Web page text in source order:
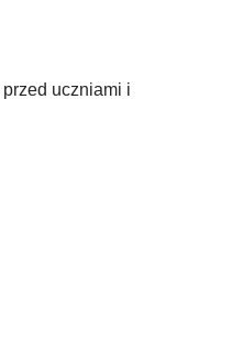
uczniami i